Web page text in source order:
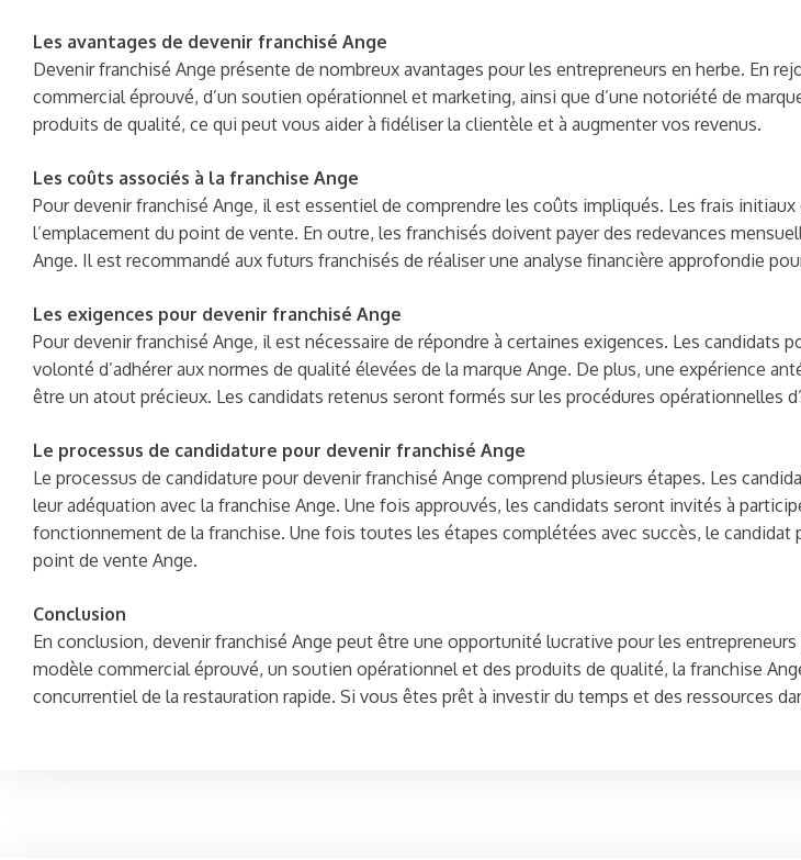
Les avantages de devenir franchisé Ange
Devenir franchisé Ange présente de nombreux avantages pour les entrepreneurs en herbe. En
commercial éprouvé, d’un soutien opérationnel et marketing, ainsi que d’une notoriété de
produits de qualité, ce qui peut vous aider à fidéliser la clientèle et à augmenter vos revenus.
Les coûts associés à la franchise Ange
Pour devenir franchisé Ange, il est essentiel de comprendre les coûts impliqués. Les frais
l’emplacement du point de vente. En outre, les franchisés doivent payer des redevances
Ange. Il est recommandé aux futurs franchisés de réaliser une analyse financière approfondie
Les exigences pour devenir franchisé Ange
Pour devenir franchisé Ange, il est nécessaire de répondre à certaines exigences. Les
volonté d’adhérer aux normes de qualité élevées de la marque Ange. De plus, une expérience
être un atout précieux. Les candidats retenus seront formés sur les procédures opérationnelles
Le processus de candidature pour devenir franchisé Ange
Le processus de candidature pour devenir franchisé Ange comprend plusieurs étapes. Les
leur adéquation avec la franchise Ange. Une fois approuvés, les candidats seront invités à
fonctionnement de la franchise. Une fois toutes les étapes complétées avec succès, le
point de vente Ange.
Conclusion
En conclusion, devenir franchisé Ange peut être une opportunité lucrative pour les
modèle commercial éprouvé, un soutien opérationnel et des produits de qualité, la franchise
concurrentiel de la restauration rapide. Si vous êtes prêt à investir du temps et des ressources